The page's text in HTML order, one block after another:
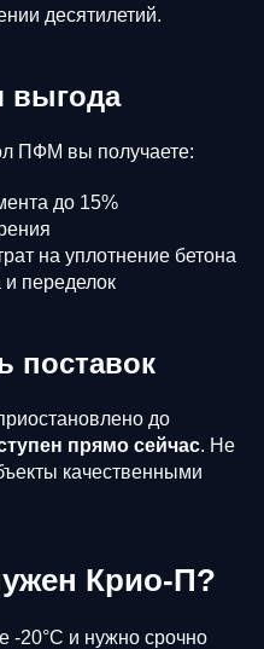
десятилетий.
выгода
ПФМ вы получаете:
до 15%
на уплотнение бетона
переделок
поставок
до
прямо сейчас. Не
качественными
Крио-П?
-20°C и нужно срочно